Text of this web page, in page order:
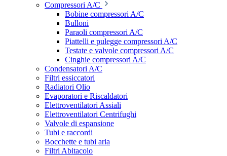
Compressori A/C
Bobine compressori A/C
Bulloni
Paraoli compressori A/C
Piattelli e pulegge compressori A/C
Testate e valvole compressori A/C
Cinghie compressori A/C
Condensatori A/C
Filtri essiccatori
Radiatori Olio
Evaporatori e Riscaldatori
Elettroventilatori Assiali
Elettroventilatori Centrifughi
Valvole di espansione
Tubi e raccordi
Bocchette e tubi aria
Filtri Abitacolo